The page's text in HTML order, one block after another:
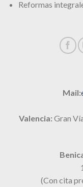
Reformas
Mail:
Valencia: Gran
(Con cita